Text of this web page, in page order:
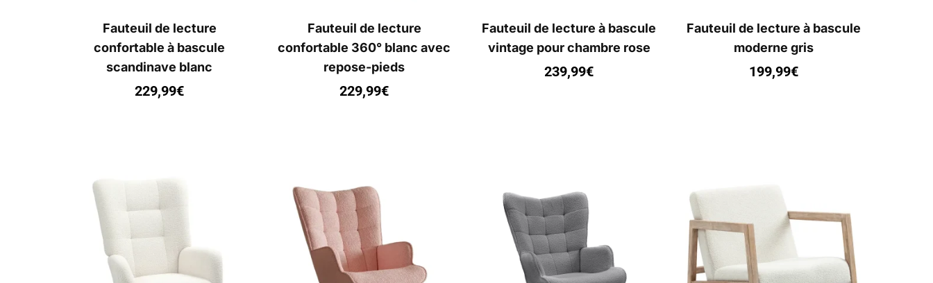
Fauteuil de lecture
confortable à bascule
scandinave blanc
229,99€
Fauteuil de lecture
confortable 360° blanc avec
repose-pieds
229,99€
Fauteuil de lecture à bascule
vintage pour chambre rose
239,99€
Fauteuil de lecture à bascule
moderne gris
199,99€